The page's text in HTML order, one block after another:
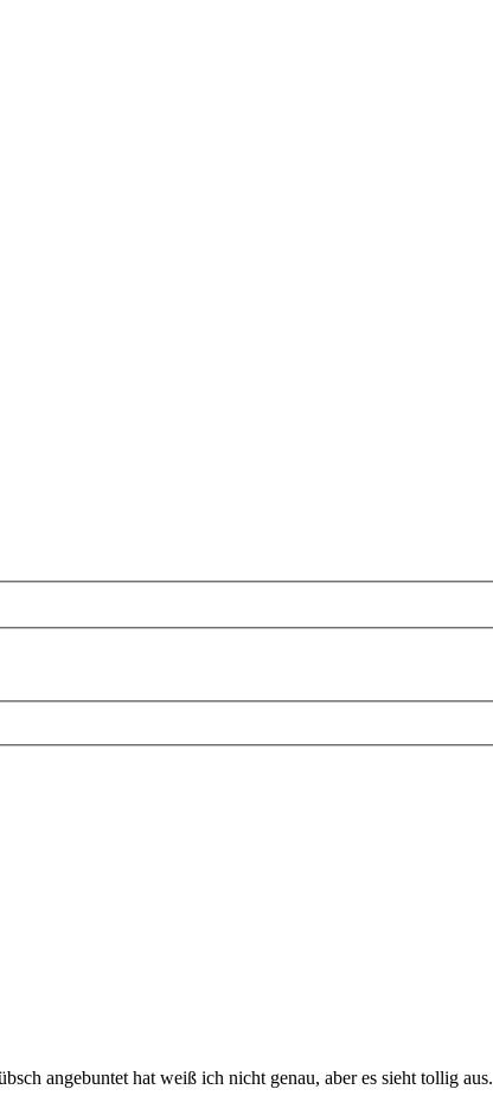
angebuntet hat weiß ich nicht genau, aber es sieht tollig aus.